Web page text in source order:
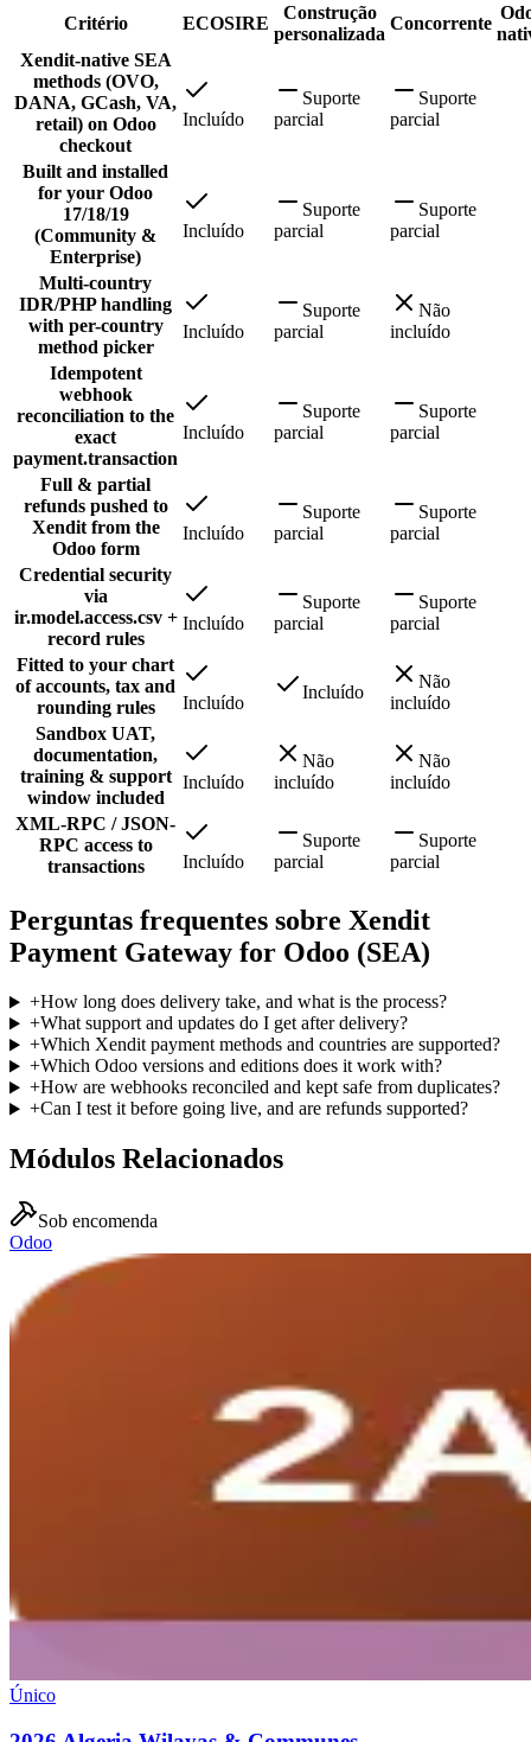
Critério ECOSIRE
Construção
personalizada
Concorrente
Xendit-native SEA
methods (OVO,
DANA, GCash, VA,
retail) on Odoo
checkout
Incluído
Suporte
parcial
Suporte
parcial
Built and installed
for your Odoo
17/18/19
(Community &
Enterprise)
Incluído
Suporte
parcial
Suporte
parcial
Multi-country
IDR/PHP handling
with per-country
method picker
Incluído
Suporte
parcial
Não
incluído
Idempotent
webhook
reconciliation to the
exact
payment.transaction
Incluído
Suporte
parcial
Suporte
parcial
Full & partial
refunds pushed to
Xendit from the
Odoo form
Incluído
Suporte
parcial
Suporte
parcial
Credential security
via
ir.model.access.csv +
record rules
Incluído
Suporte
parcial
Suporte
parcial
Fitted to your chart
of accounts, tax and
rounding rules
Incluído
Incluído
Não
incluído
Sandbox UAT,
documentation,
training & support
window included
Incluído
Não
incluído
Não
incluído
XML-RPC / JSON-
RPC access to
transactions
Incluído
Suporte
parcial
Suporte
parcial
Perguntas frequentes sobre Xendit
Payment Gateway for Odoo (SEA)
+How long does delivery take, and what is the process?
+What support and updates do I get after delivery?
+Which Xendit payment methods and countries are supported?
+Which Odoo versions and editions does it work with?
+How are webhooks reconciled and kept safe from duplicates?
+Can I test it before going live, and are refunds supported?
Módulos Relacionados
Sob encomenda
Odoo
Único